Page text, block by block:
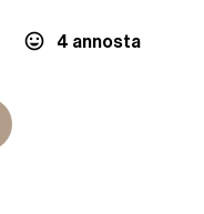
4 annosta